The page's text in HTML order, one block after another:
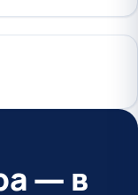
— в